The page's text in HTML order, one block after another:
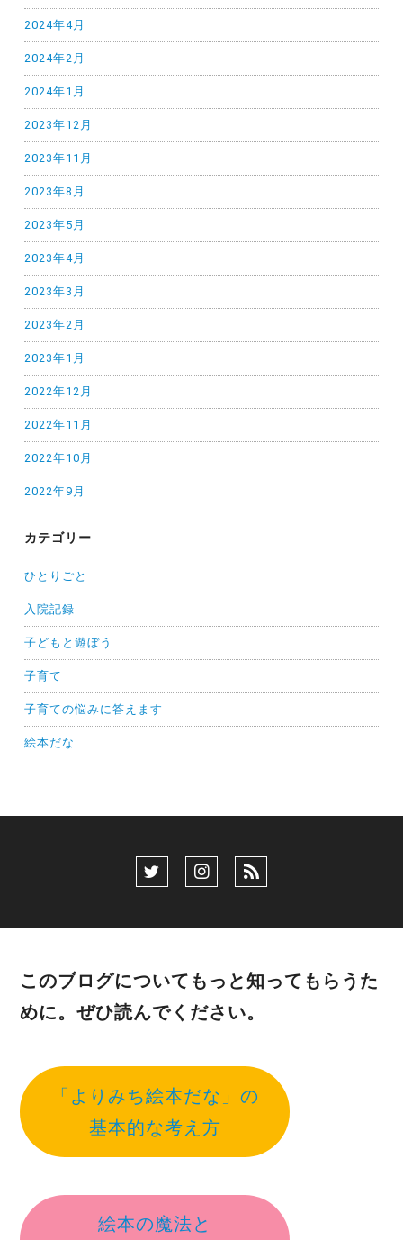
2024年4月
2024年2月
2024年1月
2023年12月
2023年11月
2023年8月
2023年5月
2023年4月
2023年3月
2023年2月
2023年1月
2022年12月
2022年11月
2022年10月
2022年9月
カテゴリー
ひとりごと
入院記録
子どもと遊ぼう
子育て
子育ての悩みに答えます
絵本だな
このブログについてもっと知ってもらうた
めに。ぜひ読んでください。
「よりみち絵本だな」の
基本的な考え方
絵本の魔法と